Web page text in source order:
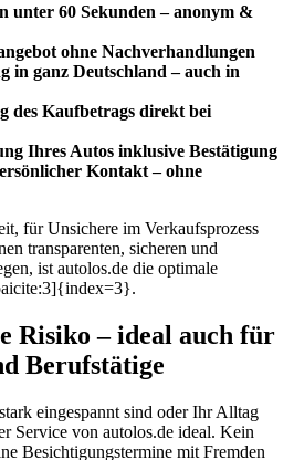
unter 60 Sekunden – anonym &
ohne Nachverhandlungen
in ganz Deutschland – auch in
des Kaufbetrags direkt bei
Ihres Autos inklusive Bestätigung
Kontakt – ohne
für Unsichere im Verkaufsprozess
transparenten, sicheren und
ist autolos.de die optimale
Risiko – ideal auch für
Berufstätige
eingespannt sind oder Ihr Alltag
Service von autolos.de ideal. Kein
Besichtigungstermine mit Fremden